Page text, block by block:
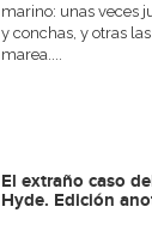
marino: unas veces
y conchas, y otras
marea....
El extraño caso
Hyde. Edición